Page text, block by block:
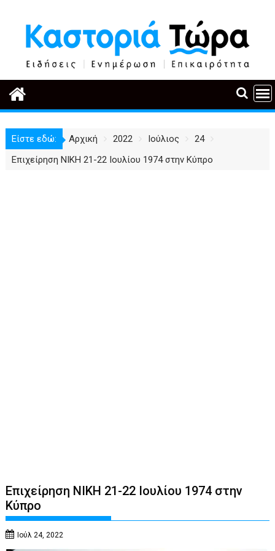
περιεχόμενο
Είστε εδώ: Αρχική 2022 Ιούλιος
24
Επιχείρηση ΝΙΚΗ 21-22 Ιουλίου 1974 στην Κύπρο
Επιχείρηση ΝΙΚΗ 21-22 Ιουλίου 1974 στην
Κύπρο
Ιούλ 24, 2022